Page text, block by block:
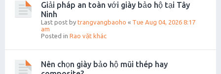
Giải pháp an toàn với giày bảo hộ tại Tây
Ninh
Last post by trangvangbaoho « Tue Aug 04, 2026 8:17
am
Posted in Rao vặt khác
Nên chọn giày bảo hộ mũi thép hay